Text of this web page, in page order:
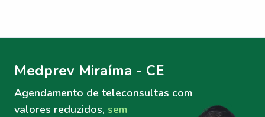
Medprev Miraíma - CE
Agendamento de teleconsultas com
valores reduzidos, sem